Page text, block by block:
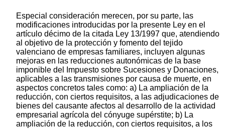
Especial consideración merecen, por su parte, las
modificaciones introducidas por la presente Ley en el
artículo décimo de la citada Ley 13/1997 que, atendiendo
al objetivo de la protección y fomento del tejido
valenciano de empresas familiares, incluyen algunas
mejoras en las reducciones autonómicas de la base
imponible del Impuesto sobre Sucesiones y Donaciones,
aplicables a las transmisiones por causa de muerte, en
aspectos concretos tales como: a) La ampliación de la
reducción, con ciertos requisitos, a las adjudicaciones de
bienes del causante afectos al desarrollo de la actividad
empresarial agrícola del cónyuge supérstite; b) La
ampliación de la reducción, con ciertos requisitos, a los